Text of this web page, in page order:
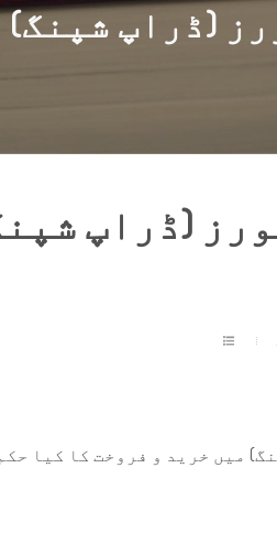
(ڈراپ
(ڈراپ
میں خرید و فروخت کا کیا